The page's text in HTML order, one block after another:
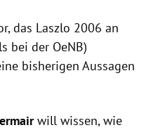
das Laszlo 2006 an
bei der OeNB)
bisherigen Aussagen
will wissen, wie